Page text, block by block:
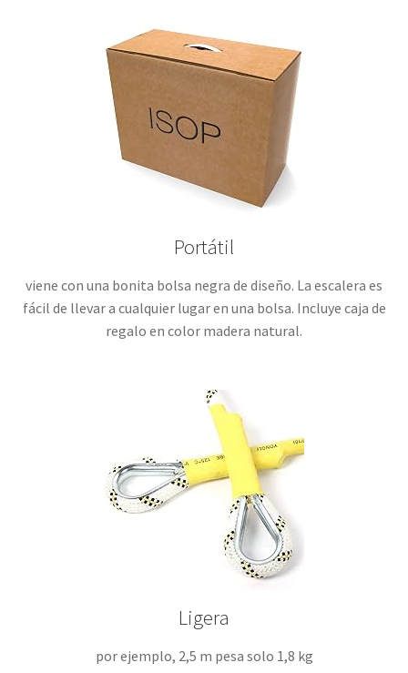
Portátil
viene con una bonita bolsa negra de diseño. La escalera es
fácil de llevar a cualquier lugar en una bolsa. Incluye caja de
regalo en color madera natural.
Ligera
por ejemplo, 2,5 m pesa solo 1,8 kg